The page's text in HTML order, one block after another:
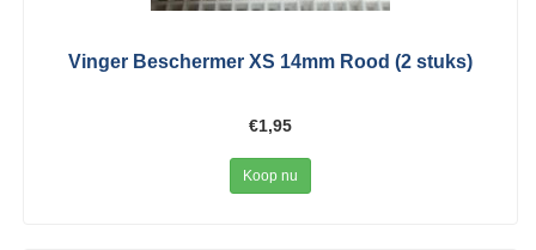
Vinger Beschermer XS 14mm Rood (2 stuks)
€1,95
Koop nu